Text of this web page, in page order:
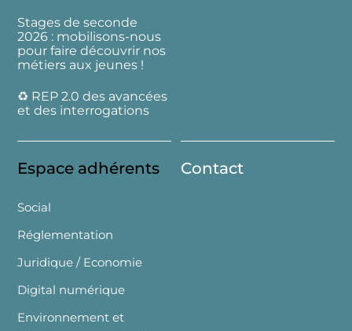
Stages de seconde
2026 : mobilisons-nous
pour faire découvrir nos
métiers aux jeunes !
♻️ REP 2.0 des avancées
et des interrogations
Espace adhérents
Social
Réglementation
Juridique / Economie
Digital numérique
Environnement et
Contact